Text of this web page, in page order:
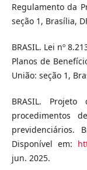
Regulamento da
seção 1, Brasília,
BRASIL. Lei nº
Planos de
União: seção 1,
BRASIL.
procedimentos
previdenciários.
Disponível em:
jun. 2025.